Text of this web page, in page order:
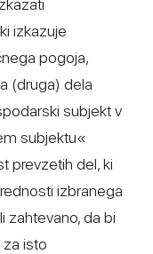
izkazuje
pogoja,
(druga) dela
subjekt v
subjektu«
prevzetih del, ki
izbranega
zahtevano, da bi
isto